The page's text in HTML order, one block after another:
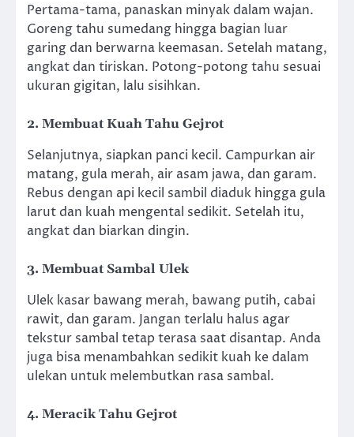
Pertama-tama, panaskan minyak dalam wajan.
Goreng tahu sumedang hingga bagian luar
garing dan berwarna keemasan. Setelah matang,
angkat dan tiriskan. Potong-potong tahu sesuai
ukuran gigitan, lalu sisihkan.
2. Membuat Kuah Tahu Gejrot
Selanjutnya, siapkan panci kecil. Campurkan air
matang, gula merah, air asam jawa, dan garam.
Rebus dengan api kecil sambil diaduk hingga gula
larut dan kuah mengental sedikit. Setelah itu,
angkat dan biarkan dingin.
3. Membuat Sambal Ulek
Ulek kasar bawang merah, bawang putih, cabai
rawit, dan garam. Jangan terlalu halus agar
tekstur sambal tetap terasa saat disantap. Anda
juga bisa menambahkan sedikit kuah ke dalam
ulekan untuk melembutkan rasa sambal.
4. Meracik Tahu Gejrot